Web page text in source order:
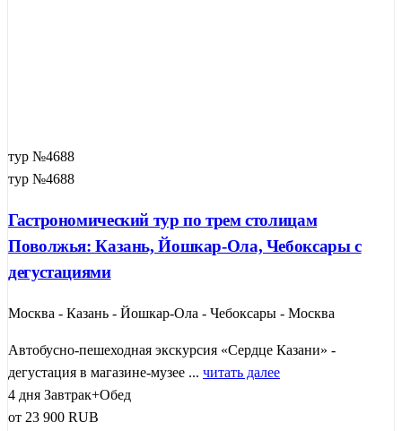
тур №4688
тур №4688
Гастрономический тур по трем столицам
Поволжья: Казань, Йошкар-Ола, Чебоксары с
дегустациями
Москва - Казань - Йошкар-Ола - Чебоксары - Москва
Автобусно-пешеходная экскурсия «Сердце Казани» -
дегустация в магазине-музее ... читать далее
4 дня Завтрак+Обед
от 23 900 RUB